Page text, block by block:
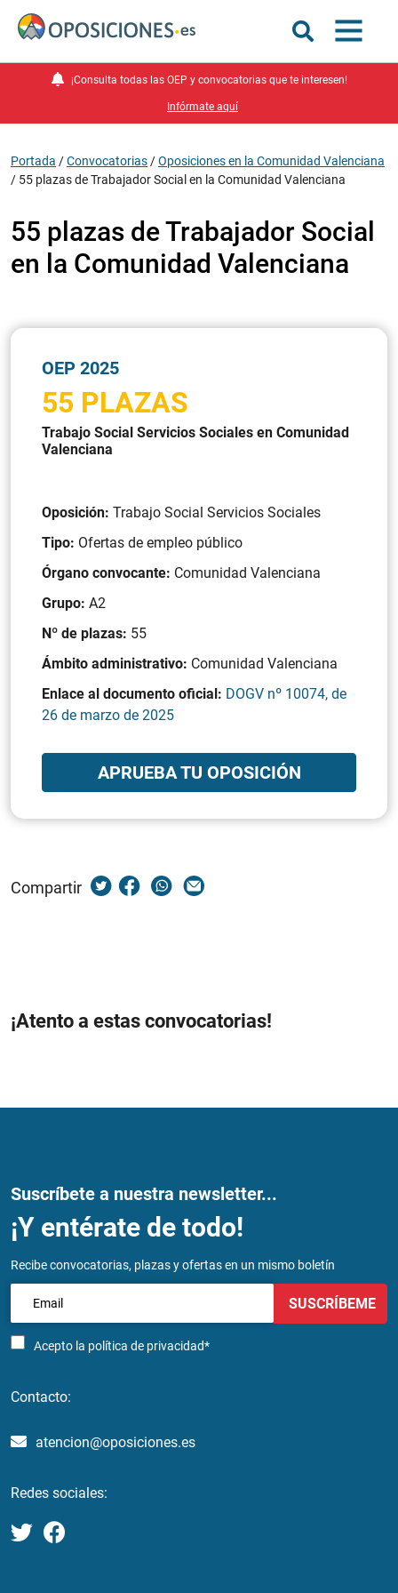
¡Consulta todas las OEP y convocatorias que te interesen!
Infórmate aquí
Portada /Convocatorias /Oposiciones en la Comunidad Valenciana
/ 55 plazas de Trabajador Social en la Comunidad Valenciana
55 plazas de Trabajador Social
en la Comunidad Valenciana
OEP 2025
55 PLAZAS
Trabajo Social Servicios Sociales en Comunidad
Valenciana
Oposición: Trabajo Social Servicios Sociales
Tipo: Ofertas de empleo público
Órgano convocante: Comunidad Valenciana
Grupo: A2
Nº de plazas: 55
Ámbito administrativo: Comunidad Valenciana
Enlace al documento oficial: DOGV nº 10074, de
26 de marzo de 2025
APRUEBA TU OPOSICIÓN
Compartir
¡Atento a estas convocatorias!
Suscríbete a nuestra newsletter...
¡Y entérate de todo!
Recibe convocatorias, plazas y ofertas en un mismo boletín
Acepto la política de privacidad*
SUSCRÍBEME
Contacto:
atencion@oposiciones.es
Redes sociales: